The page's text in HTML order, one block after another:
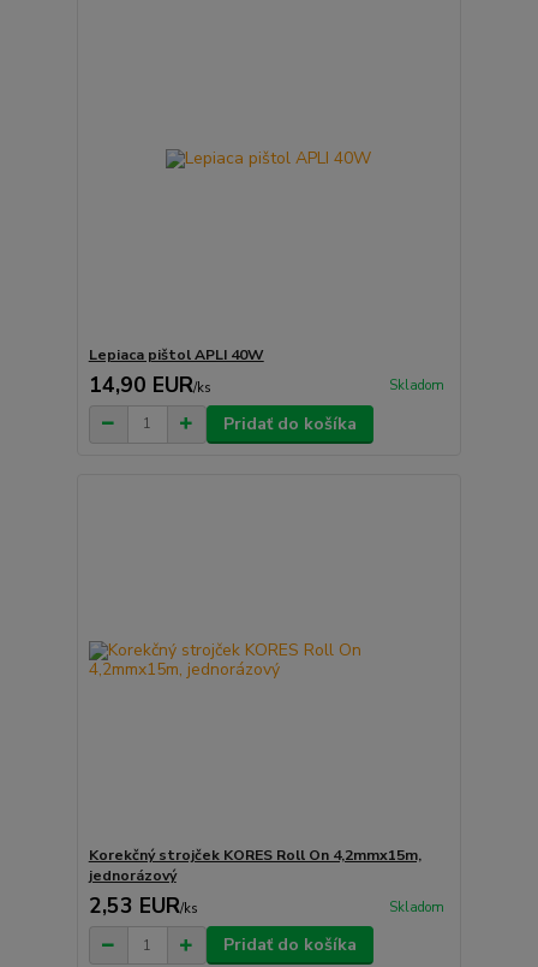
Lepiaca pištol APLI 40W
14,90 EUR/ks Skladom
Pridať do košíka
Korekčný strojček KORES Roll On 4,2mmx15m,
jednorázový
2,53 EUR/ks Skladom
Pridať do košíka